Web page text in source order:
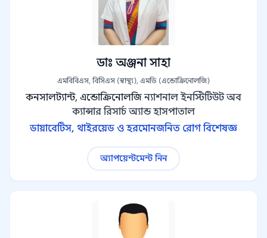
ডাঃ অঞ্জনা সাহা
এমবিবিএস, বিসিএস (স্বাস্থ্য), এমডি (এন্ডোক্রিনোলজি)
কনসালট্যান্ট, এন্ডোক্রিনোলজি ন্যাশনাল ইনস্টিটিউট অব
ক্যান্সার রিসার্চ অ্যান্ড হাসপাতাল
ডায়াবেটিস, থাইরয়েড ও হরমোনজনিত রোগ বিশেষজ্ঞ
অ্যাপয়েন্টমেন্ট নিন